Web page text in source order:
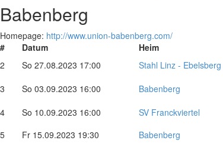
Babenberg
Homepage: http://www.union-babenberg.com/
#
Datum Heim
2
So 27.08.2023 17:00 Stahl Linz - Ebelsberg
3
So 03.09.2023 16:00 Babenberg
4
So 10.09.2023 16:00 SV Franckviertel
5
Fr 15.09.2023 19:30 Babenberg